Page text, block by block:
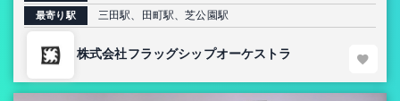
最寄り駅 三田駅、田町駅、芝公園駅
株式会社フラッグシップオーケストラ